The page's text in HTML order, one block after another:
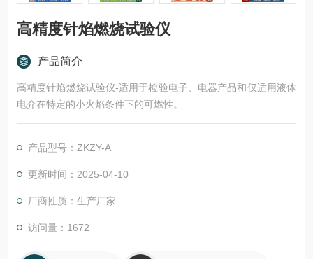
高精度针焰燃烧试验仪
产品简介
高精度针焰燃烧试验仪-适用于检验电子、电器产品和仅适用液体
电介在特定的小火焰条件下的可燃性。
产品型号：ZKZY-A
更新时间：2025-04-10
厂商性质：生产厂家
访问量：1672